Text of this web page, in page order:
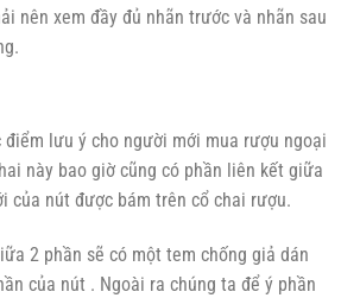
nên xem đầy đủ nhãn trước và nhãn sau
lưu ý cho người mới mua rượu ngoại
này bao giờ cũng có phần liên kết giữa
của nút được bám trên cổ chai rượu.
2 phần sẽ có một tem chống giả dán
của nút . Ngoài ra chúng ta để ý phần